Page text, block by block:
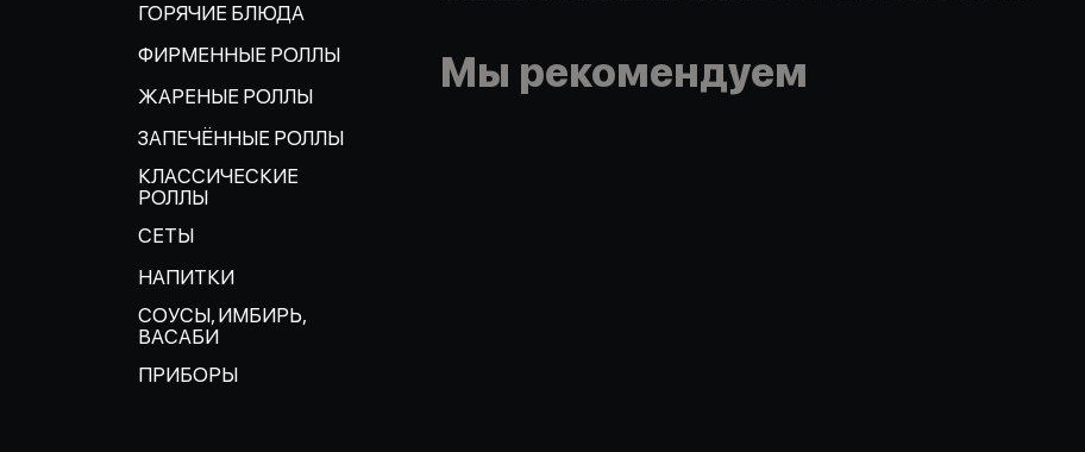
ГОРЯЧИЕ БЛЮДА
ФИРМЕННЫЕ РОЛЛЫ
ЖАРЕНЫЕ РОЛЛЫ
ЗАПЕЧЁННЫЕ РОЛЛЫ
КЛАССИЧЕСКИЕ
РОЛЛЫ
СЕТЫ
НАПИТКИ
СОУСЫ, ИМБИРЬ,
ВАСАБИ
ПРИБОРЫ
Мы рекомендуем